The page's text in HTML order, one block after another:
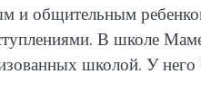
и общительным
В школе
школой. У